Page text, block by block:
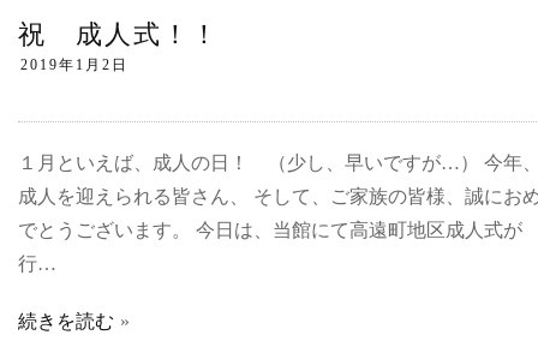
祝 成人式！！
１月といえば、成人の日！ （少し、早いですが…） 今年
成人を迎えられる皆さん、 そして、ご家族の皆様、誠にお
でとうございます。 今日は、当館にて高遠町地区成人式が
行…
続きを読む